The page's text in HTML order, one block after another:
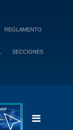
REGLAMENTO
SECCIONES